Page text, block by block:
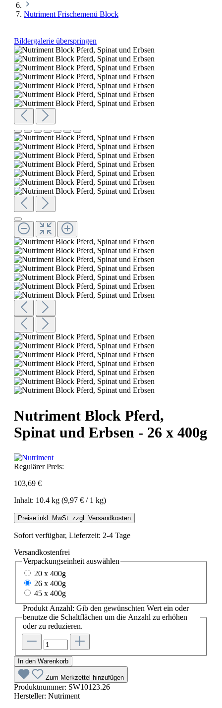
Nutriment Frischemenü Block
Bildergalerie überspringen
Nutriment Block Pferd,
Spinat und Erbsen - 26 x 400g
Regulärer Preis:
103,69 €
Inhalt: 10.4 kg (9,97 € / 1 kg)
Preise inkl. MwSt. zzgl. Versandkosten
Sofort verfügbar, Lieferzeit: 2-4 Tage
Versandkostenfrei
Verpackungseinheit auswählen
20 x 400g
26 x 400g
45 x 400g
Produkt Anzahl: Gib den gewünschten Wert ein oder
benutze die Schaltflächen um die Anzahl zu erhöhen
oder zu reduzieren.
In den Warenkorb
Zum Merkzettel hinzufügen
Produktnummer: SW10123.26
Hersteller: Nutriment